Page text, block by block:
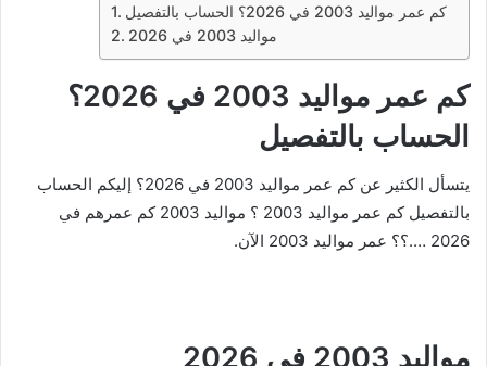
كم عمر مواليد 2003 في 2026؟ الحساب بالتفصيل
مواليد 2003 في 2026
كم عمر مواليد 2003 في 2026؟
الحساب بالتفصيل
يتسأل الكثير عن كم عمر مواليد 2003 في 2026؟ إليكم الحساب
بالتفصيل كم عمر مواليد 2003 ؟ مواليد 2003 كم عمرهم في
2026 ….؟؟ عمر مواليد 2003 الآن.
مواليد 2003 في 2026